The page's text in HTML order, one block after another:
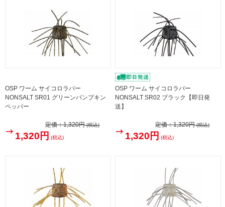
OSP ワーム サイコロラバー
NONSALT SR01 グリーンパンプキン
ペッパー
定価：1,320円(税込)
1,320円 (税込)
OSP ワーム サイコロラバー
NONSALT SR02 ブラック【即日発
送】
定価：1,320円(税込)
1,320円 (税込)